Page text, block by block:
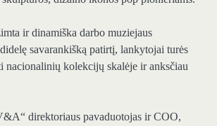
ir dinamiška darbo muziejaus
savarankišką patirtį, lankytojai turės
nacionalinių kolekcijų skalėje ir anksčiau
direktoriaus pavaduotojas ir COO,